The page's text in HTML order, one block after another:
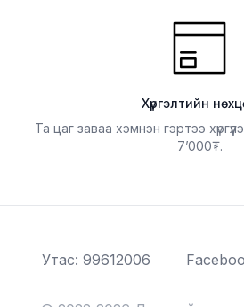
Хүргэлтийн
Та цаг заваа хэмнэн гэртээ
7’000 .
Утас: 99612006